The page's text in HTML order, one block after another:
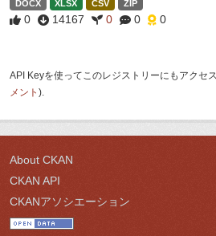
DOCX XLSX CSV ZIP
0 14167 0 0 0
API Keyを使ってこのレジストリーにもアクセ
メント ).
About CKAN
CKAN API
CKANアソシエーション